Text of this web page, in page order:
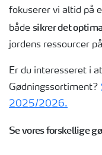
fokuserer vi altid på
både sikrer det
jordens ressourcer
Er du interesseret i
Gødningssortiment?
2025/2026.
Se vores forskellige